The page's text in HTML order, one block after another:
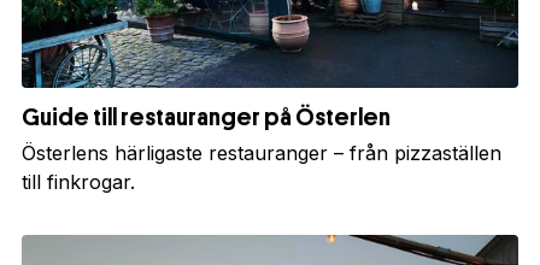
Guide till restauranger på Österlen
Österlens härligaste restauranger – från pizzaställen
till finkrogar.